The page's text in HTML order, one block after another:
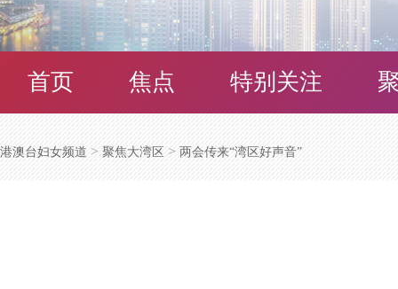
首页 焦点 特别关注
港澳台妇女频道 > 聚焦大湾区>两会传来“湾区好声音”